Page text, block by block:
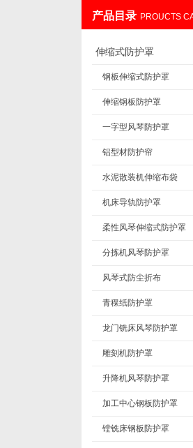
盐山华蒴机床附
产品目录 PROUCTS
伸缩式防护罩
钢板伸缩式防护罩
伸缩钢板防护罩
一字型风琴防护罩
铝型材防护帘
水泥散装机伸缩布袋
机床导轨防护罩
柔性风琴伸缩式防护罩
分拣机风琴防护罩
风琴式防尘折布
青稞纸防护罩
龙门铣床风琴防护罩
雕刻机防护罩
升降机风琴防护罩
加工中心钢板防护罩
镗铣床钢板防护罩